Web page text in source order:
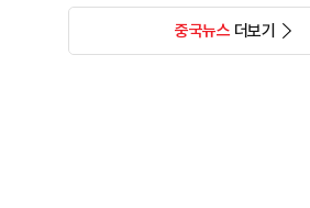
중국뉴스더보기